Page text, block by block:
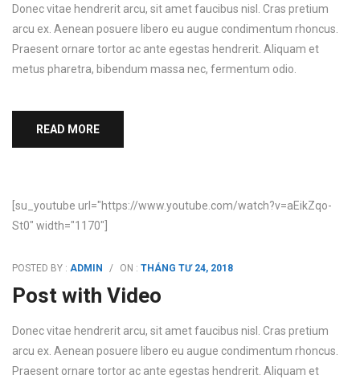
Donec vitae hendrerit arcu, sit amet faucibus nisl. Cras pretium
arcu ex. Aenean posuere libero eu augue condimentum rhoncus.
Praesent ornare tortor ac ante egestas hendrerit. Aliquam et
metus pharetra, bibendum massa nec, fermentum odio.
READ MORE
[su_youtube url="https://www.youtube.com/watch?v=aEikZqo-
St0" width="1170"]
POSTED BY : ADMIN / ON : THÁNG TƯ 24, 2018
Post with Video
Donec vitae hendrerit arcu, sit amet faucibus nisl. Cras pretium
arcu ex. Aenean posuere libero eu augue condimentum rhoncus.
Praesent ornare tortor ac ante egestas hendrerit. Aliquam et